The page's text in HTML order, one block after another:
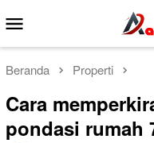
ke
kontenMobile
Beranda Properti
Cara
pondasi rumah